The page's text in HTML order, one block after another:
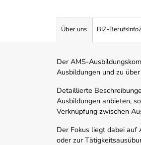
Über uns BIZ-
Der AMS-
Ausbildungen und zu
Detaillierte
Ausbildungen anbieten,
Verknüpfung zwischen
Der Fokus liegt dabei auf
oder zur